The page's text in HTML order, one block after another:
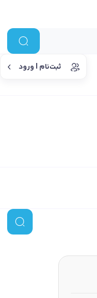
ثبت‌نام | ورود